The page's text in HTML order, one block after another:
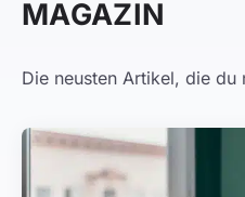
MAGAZIN
Die neusten Artikel, die